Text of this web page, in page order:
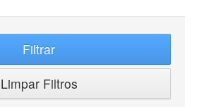
Filtrar
Limpar Filtros